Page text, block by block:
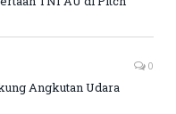
0
Angkutan Udara